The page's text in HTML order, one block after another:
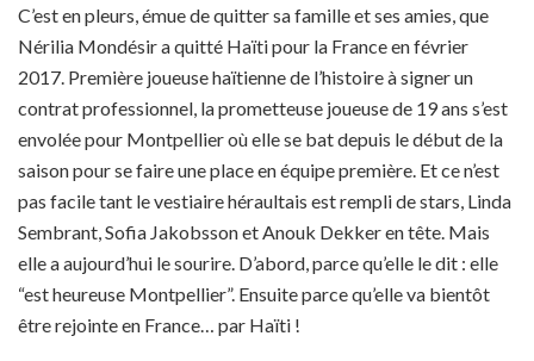
C’est en pleurs, émue de quitter sa famille et ses amies, que
Nérilia Mondésir a quitté Haïti pour la France en février
2017. Première joueuse haïtienne de l’histoire à signer un
contrat professionnel, la prometteuse joueuse de 19 ans s’est
envolée pour Montpellier où elle se bat depuis le début de la
saison pour se faire une place en équipe première. Et ce n’est
pas facile tant le vestiaire héraultais est rempli de stars, Linda
Sembrant, Sofia Jakobsson et Anouk Dekker en tête. Mais
elle a aujourd’hui le sourire. D’abord, parce qu’elle le dit : elle
“est heureuse Montpellier”. Ensuite parce qu’elle va bientôt
être rejointe en France… par Haïti !